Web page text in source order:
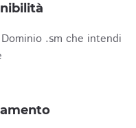
.sm che intendi